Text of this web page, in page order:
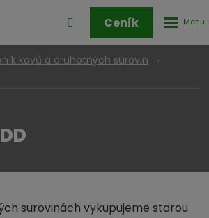
Přihlášení
klienstké
zóny
Ceník
kovů a druhotných surovin
surovinách vykupujeme starou